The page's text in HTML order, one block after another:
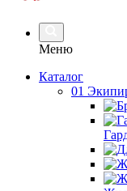
Меню
Каталог
01